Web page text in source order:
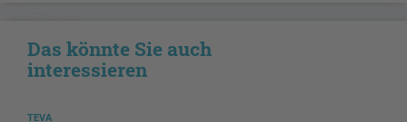
Das könnte Sie auch
interessieren
TEVA